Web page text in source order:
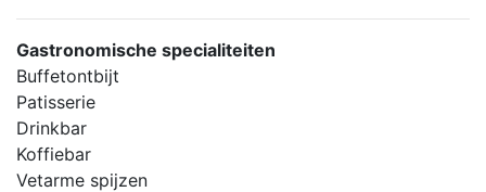
Gastronomische specialiteiten
Buffetontbijt
Patisserie
Drinkbar
Koffiebar
Vetarme spijzen